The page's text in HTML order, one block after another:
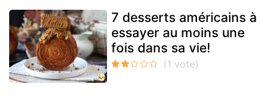
7 desserts américains à
essayer au moins une
fois dans sa vie!